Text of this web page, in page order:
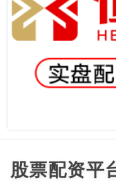
股票配资平